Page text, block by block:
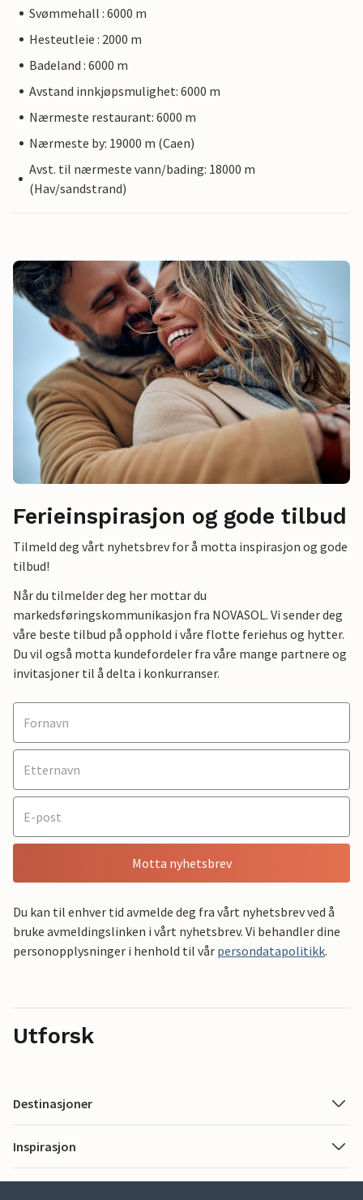
Svømmehall : 6000 m
Hesteutleie : 2000 m
Badeland : 6000 m
Avstand innkjøpsmulighet: 6000 m
Nærmeste restaurant: 6000 m
Nærmeste by: 19000 m (Caen)
Avst. til nærmeste vann/bading: 18000 m
(Hav/sandstrand)
Ferieinspirasjon og gode tilbud
Tilmeld deg vårt nyhetsbrev for å motta inspirasjon og gode
tilbud!
Når du tilmelder deg her mottar du
markedsføringskommunikasjon fra NOVASOL. Vi sender deg
våre beste tilbud på opphold i våre flotte feriehus og hytter.
Du vil også motta kundefordeler fra våre mange partnere og
invitasjoner til å delta i konkurranser.
Motta nyhetsbrev
Du kan til enhver tid avmelde deg fra vårt nyhetsbrev ved å
bruke avmeldingslinken i vårt nyhetsbrev. Vi behandler dine
personopplysninger i henhold til vår persondatapolitikk.
Utforsk
Destinasjoner
Inspirasjon